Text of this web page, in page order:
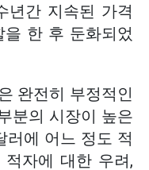
년간 지속된 가격
한 후 둔화되었
완전히 부정적인
분의 시장이 높은
러에 어느 정도 적
자에 대한 우려,